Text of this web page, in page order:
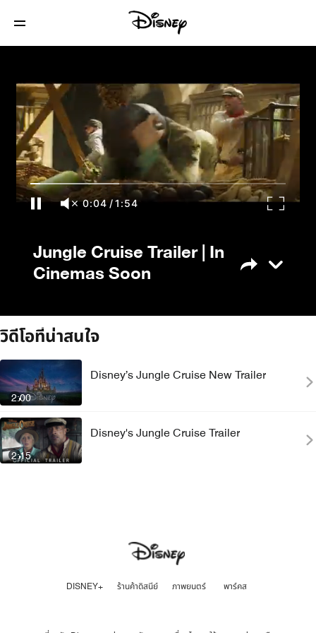
0:04 /1:54
Jungle Cruise Trailer | In
Cinemas Soon
วิดีโอที่น่าสนใจ
2:00
Disney’s Jungle Cruise New Trailer
2:15
Disney's Jungle Cruise Trailer
DISNEY+ ร้านค้าดิสนีย์ ภาพยนตร์ พาร์คส